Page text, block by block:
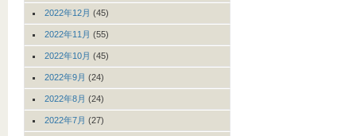
2022年12月 (45)
2022年11月 (55)
2022年10月 (45)
2022年9月 (24)
2022年8月 (24)
2022年7月 (27)